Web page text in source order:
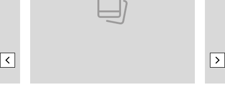
previous element